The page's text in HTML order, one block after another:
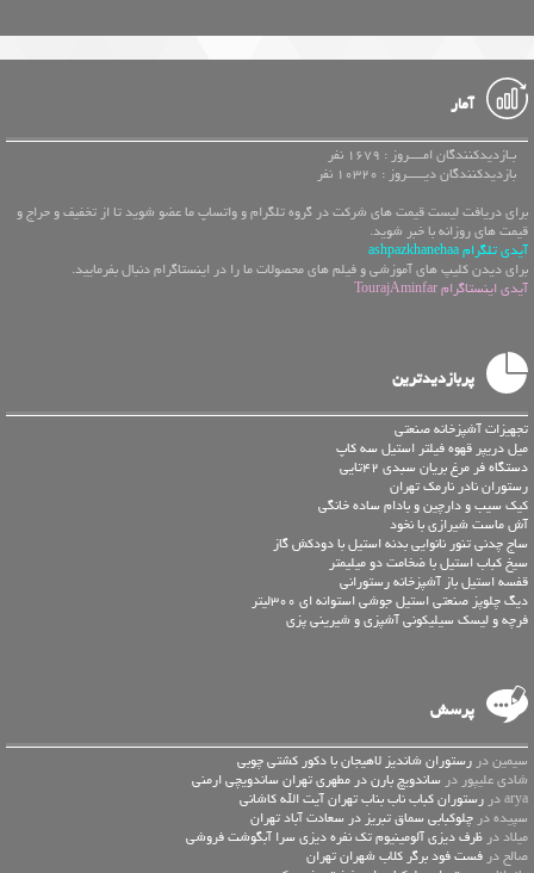
آمار
بـازدیدکنندگان امــــروز : 1679 نفر
بازدیدکنندگان دیـــــروز : 10320 نفر
برای دریافت لیست قیمت های شرکت در گروه تلگرام و واتساپ ما عضو شوید تا از تخفیف و حراج و
قیمت های روزانه با خبر شوید.
آیدی تلگرام ashpazkhanehaa
برای دیدن کلیپ های آموزشی و فیلم های محصولات ما را در اینستاگرام دنبال بفرمایید.
آیدی اینستاگرام TourajAminfar
پربازدیدترین
تجهیزات آشپزخانه صنعتی
میل دریپر قهوه فیلتر استیل سه کاپ
دستگاه فر مرغ بریان سبدی 42تایی
رستوران نادر نارمک تهران
کیک سیب و دارچین و بادام ساده خانگی
آش ماست شیرازی با نخود
ساج چدنی تنور نانوایی بدنه استیل با دودکش گاز
سیخ کباب استیل با ضخامت دو میلیمتر
قفسه استیل باز آشپزخانه رستورانی
دیگ چلوپز صنعتی استیل جوشی استوانه ای 300لیتر
فرچه و لیسک سیلیکونی آشپزی و شیرینی پزی
پرسش
سیمین در رستوران شاندیز لاهیجان با دکور کشتی چوبی
شادی علیپور در ساندویچ بارن در مطهری تهران ساندویچی ارمنی
arya در
رستوران کباب ناب بناب تهران آیت الله کاشانی
سپیده در چلوکبابی سماق تبریز در سعادت آباد تهران
میلاد در ظرف دیزی آلومینیوم تک نفره دیزی سرا آبگوشت فروشی
صالح در فست فود برگر کلاب شهران تهران